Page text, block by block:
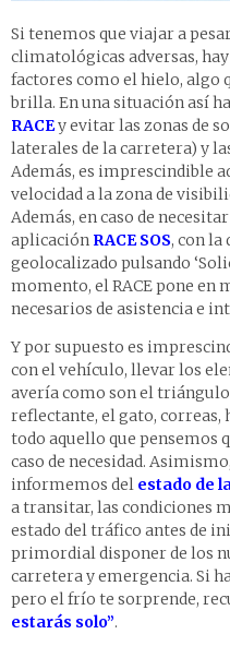
Si tenemos que viajar a
climatológicas adversas,
factores como el hielo, algo
brilla. En una situación así
RACEy evitar las zonas de
laterales de la carretera) y
Además, es imprescindible
velocidad a la zona de
Además, en caso de
aplicación RACE SOS, con la
geolocalizado pulsando
momento, el RACE pone en
necesarios de asistencia e
Y por supuesto es
con el vehículo, llevar los
avería como son el
reflectante, el gato, correas,
todo aquello que pensemos
caso de necesidad.
informemos del estado de
a transitar, las condiciones
estado del tráfico antes de
primordial disponer de los
carretera y emergencia. Si
pero el frío te sorprende,
estarás solo”.